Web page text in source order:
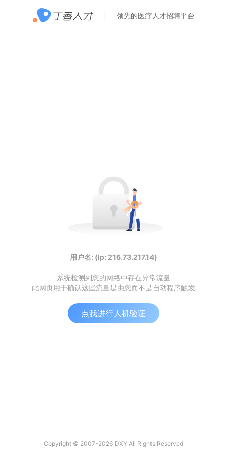
领先的医疗人才招聘平台
用户名: (Ip: 216.73.217.14)
系统检测到您的网络中存在异常流量
此网页用于确认这些流量是由您而不是自动程序触发
点我进行人机验证
Copyright © 2007-2026 DXY All Rights Reserved